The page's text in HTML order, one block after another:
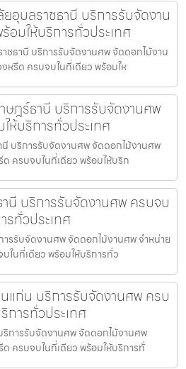
อุบลราชธานี บริการรับจัดงาน
อมให้บริการทั่วประเทศ
ชธานี บริการรับจัดงานศพ จัดดอกไม้งาน
หรีด ครบจบในที่เดียว พร้อมให
ฎร์ธานี บริการรับจัดงานศพ
ห้บริการทั่วประเทศ
บริการรับจัดงานศพ จัดดอกไม้งานศพ
ด ครบจบในที่เดียว พร้อมให้บริก
นี บริการรับจัดงานศพ ครบจบ
รทั่วประเทศ
รรับจัดงานศพ จัดดอกไม้งานศพ จำหน่าย
ในที่เดียว พร้อมให้บริการทั่ว
แก่น บริการรับจัดงานศพ ครบ
การทั่วประเทศ
การรับจัดงานศพ จัดดอกไม้งานศพ
ด ครบจบในที่เดียว พร้อมให้บริการทั่